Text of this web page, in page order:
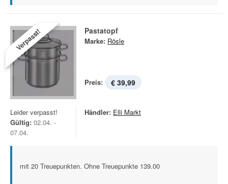
Verpasst! Pastatopf
Marke: Rösle
Preis: € 39,99
Leider verpasst!
Gültig: 02.04. -
07.04.
Händler: Elli Markt
mit 20 Treuepunkten. Ohne Treuepunkte 139.00